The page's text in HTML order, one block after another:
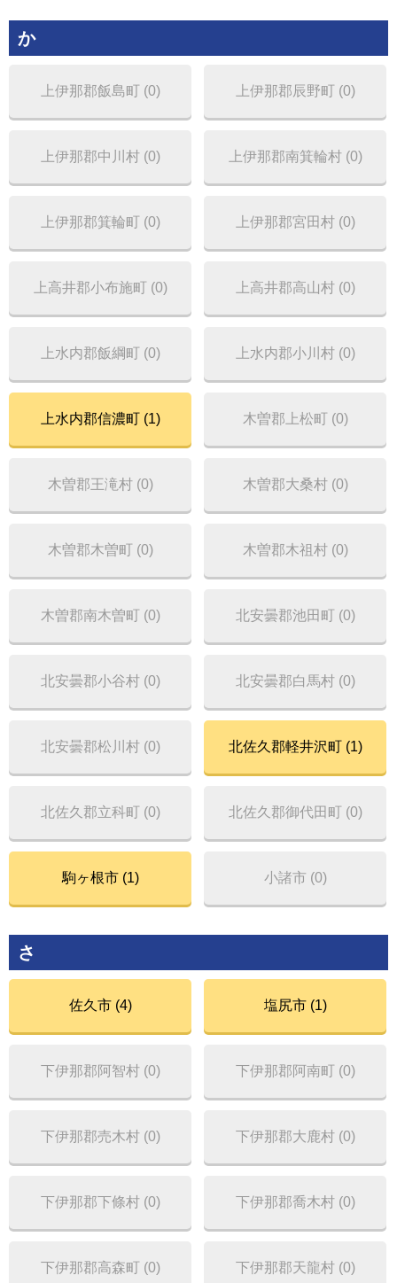
か
上伊那郡飯島町 (0) 上伊那郡辰野町 (0)
上伊那郡中川村 (0) 上伊那郡南箕輪村 (0)
上伊那郡箕輪町 (0) 上伊那郡宮田村 (0)
上高井郡小布施町 (0) 上高井郡高山村 (0)
上水内郡飯綱町 (0) 上水内郡小川村 (0)
上水内郡信濃町 (1) 木曽郡上松町 (0)
木曽郡王滝村 (0) 木曽郡大桑村 (0)
木曽郡木曽町 (0) 木曽郡木祖村 (0)
木曽郡南木曽町 (0) 北安曇郡池田町 (0)
北安曇郡小谷村 (0) 北安曇郡白馬村 (0)
北安曇郡松川村 (0) 北佐久郡軽井沢町 (1)
北佐久郡立科町 (0) 北佐久郡御代田町 (0)
駒ヶ根市 (1) 小諸市 (0)
さ
佐久市 (4) 塩尻市 (1)
下伊那郡阿智村 (0) 下伊那郡阿南町 (0)
下伊那郡売木村 (0) 下伊那郡大鹿村 (0)
下伊那郡下條村 (0) 下伊那郡喬木村 (0)
下伊那郡高森町 (0) 下伊那郡天龍村 (0)